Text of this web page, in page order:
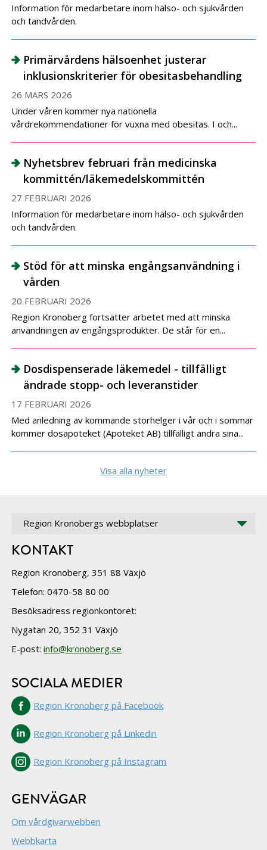
Information för medarbetare inom hälso- och sjukvården
och tandvården.
Primärvårdens hälsoenhet justerar
inklusionskriterier för obesitasbehandling
26 MARS 2026
Under våren kommer nya nationella
vårdrekommendationer för vuxna med obesitas. I och...
Nyhetsbrev februari från medicinska
kommittén/läkemedelskommittén
27 FEBRUARI 2026
Information för medarbetare inom hälso- och sjukvården
och tandvården.
Stöd för att minska engångsanvändning i
vården
20 FEBRUARI 2026
Region Kronoberg fortsätter arbetet med att minska
användningen av engångsprodukter. De står för en...
Dosdispenserade läkemedel - tillfälligt
ändrade stopp- och leveranstider
17 FEBRUARI 2026
Med anledning av kommande storhelger i vår och i sommar
kommer dosapoteket (Apoteket AB) tillfälligt ändra sina...
Visa alla nyheter
Region Kronobergs webbplatser
KONTAKT
Region Kronoberg, 351 88 Växjö
Telefon: 0470-58 80 00
Besöksadress regionkontoret:
Nygatan 20, 352 31 Växjö
E-post:info@kronoberg.se
SOCIALA MEDIER
Region Kronoberg på Facebook
Region Kronoberg på Linkedin
Region Kronoberg på Instagram
GENVÄGAR
Om vårdgivarwebben
Webbkarta